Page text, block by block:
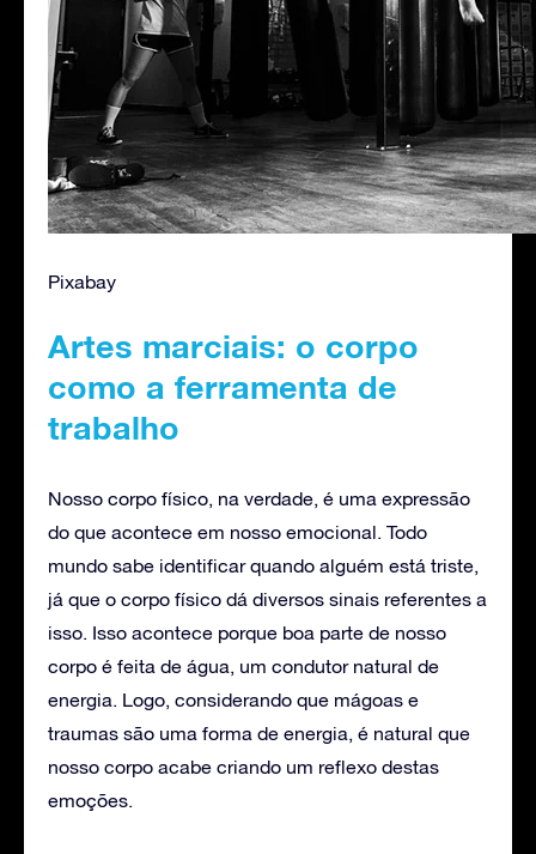
Pixabay
Artes marciais: o corpo
como a ferramenta de
trabalho
Nosso corpo físico, na verdade, é uma expressão
do que acontece em nosso emocional. Todo
mundo sabe identificar quando alguém está triste,
já que o corpo físico dá diversos sinais referentes a
isso. Isso acontece porque boa parte de nosso
corpo é feita de água, um condutor natural de
energia. Logo, considerando que mágoas e
traumas são uma forma de energia, é natural que
nosso corpo acabe criando um reflexo destas
emoções.